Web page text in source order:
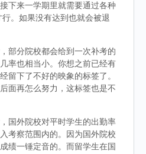
下来一学期里就需要通过各种
。如果没有达到也就会被退
部分院校都会给到一次补考的
率也相当小。你想之前已经有
留下了不好的映象的标签了。
面再怎么努力，这标签也是不
国外院校对平时学生的出勤率
考察范围内的。因为国外院校
绩一锤定音的。而留学生在国